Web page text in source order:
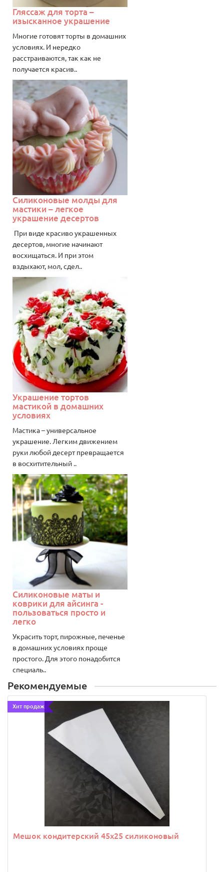
Гляссаж для торта –
изысканное украшение
Многие готовят торты в домашних
условиях. И нередко
расстраиваются, так как не
получается красив..
Силиконовые молды для
мастики – легкое
украшение десертов
При виде красиво украшенных
десертов, многие начинают
восхищаться. И при этом
вздыхают, мол, сдел..
Украшение тортов
мастикой в домашних
условиях
Мастика – универсальное
украшение. Легким движением
руки любой десерт превращается
в восхитительный ..
Силиконовые маты и
коврики для айсинга -
пользоваться просто и
легко
Украсить торт, пирожные, печенье
в домашних условиях проще
простого. Для этого понадобится
специаль..
Рекомендуемые
Хит продаж
Мешок кондитерский 45х25 силиконовый